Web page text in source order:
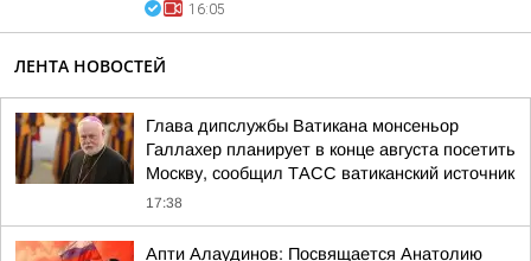
16:05
ЛЕНТА НОВОСТЕЙ
Глава дипслужбы Ватикана монсеньор
Галлахер планирует в конце августа посетить
Москву, сообщил ТАСС ватиканский источник
17:38
Апти Алаудинов: Посвящается Анатолию